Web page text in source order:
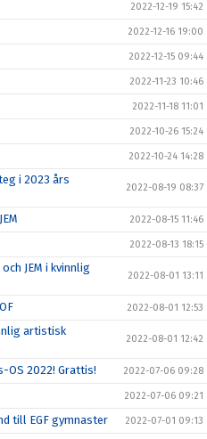
2022-12-19 15:42
2022-12-16 19:00
2022-12-15 09:44
2022-11-23 10:46
2022-11-18 11:01
2022-10-26 15:24
2022-10-24 14:28
i 2023 års
2022-08-19 08:37
2022-08-15 11:46
2022-08-13 18:15
JEM i kvinnlig
2022-08-01 13:11
2022-08-01 12:53
artistisk
2022-08-01 12:42
OS 2022! Grattis! 2022-07-06 09:28
2022-07-06 09:21
till EGF gymnaster 2022-07-01 09:13